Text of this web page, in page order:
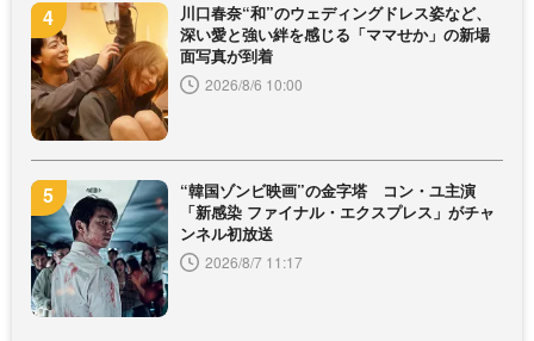
川口春奈“和”のウェディングドレス姿など、
深い愛と強い絆を感じる「ママせか」の新場
面写真が到着
2026/8/6 10:00
“韓国ゾンビ映画”の金字塔 コン・ユ主演
「新感染 ファイナル・エクスプレス」がチャ
ンネル初放送
2026/8/7 11:17